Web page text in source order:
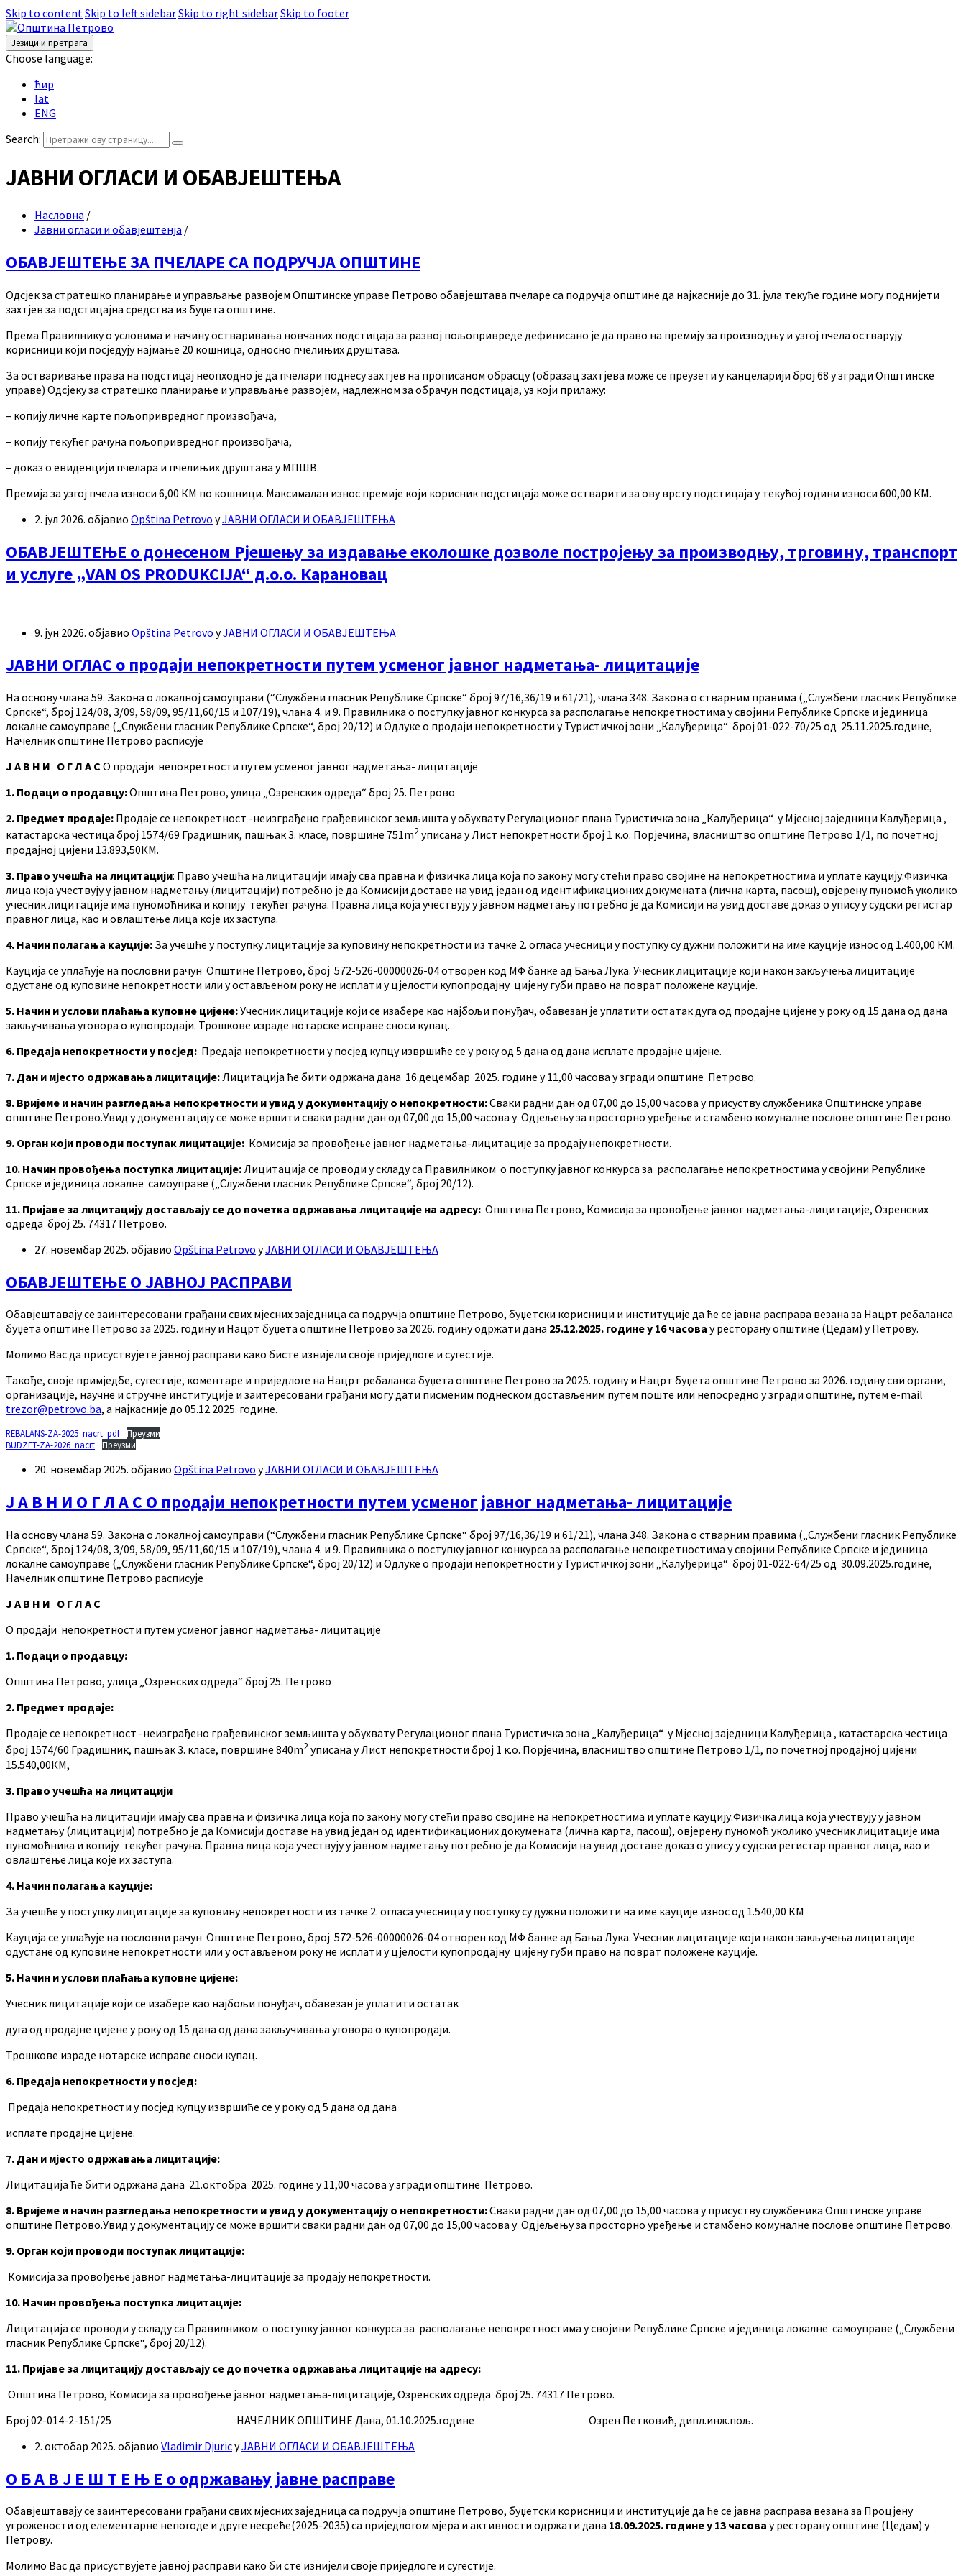
Skip to contentSkip to left sidebarSkip to right sidebarSkip to footer
Језици и претрага
Choose language:
ћир
lat
ENG
Search:
ЈАВНИ ОГЛАСИ И ОБАВЈЕШТЕЊА
Насловна /
Јавни огласи и обавјештенја /
ОБАВЈЕШТЕЊЕ ЗА ПЧЕЛАРЕ СА ПОДРУЧЈА ОПШТИНЕ
Одсјек за стратешко планирање и управљање развојем Општинске управе Петрово обавјештава пчеларе са подручја општине да најкасније до 31. јула текуће године могу поднијети
захтјев за подстицајна средства из буџета општине.
Према Правилнику о условима и начину остваривања новчаних подстицаја за развој пољопривреде дефинисано је да право на премију за производњу и узгој пчела остварују
корисници који посједују најмање 20 кошница, односно пчелињих друштава.
За остваривање права на подстицај неопходно је да пчелари поднесу захтјев на прописаном обрасцу (образац захтјева може се преузети у канцеларији број 68 у згради Општинске
управе) Одсјеку за стратешко планирање и управљање развојем, надлежном за обрачун подстицаја, уз који прилажу:
– копију личне карте пољопривредног произвођача,
– копију текућег рачуна пољопривредног произвођача,
– доказ о евиденцији пчелара и пчелињих друштава у МПШВ.
Премија за узгој пчела износи 6,00 КМ по кошници. Максималан износ премије који корисник подстицаја може остварити за ову врсту подстицаја у текућој години износи 600,00 КМ.
2. јул 2026. објавио Opština Petrovo уЈАВНИ ОГЛАСИ И ОБАВЈЕШТЕЊА
ОБАВЈЕШТЕЊЕ о донесеном Рјешењу за издавање еколошке дозволе постројењу за производњу, трговину, транспорт
и услуге „VAN OS PRODUKCIJA“ д.о.о. Карановац
9. јун 2026. објавио Opština Petrovo уЈАВНИ ОГЛАСИ И ОБАВЈЕШТЕЊА
ЈАВНИ ОГЛАС о продаји непокретности путем усменог јавног надметања- лицитације
На основу члана 59. Закона о локалној самоуправи (“Службени гласник Републике Српске“ број 97/16,36/19 и 61/21), члана 348. Закона о стварним правима („Службени гласник Републике
Српске“, број 124/08, 3/09, 58/09, 95/11,60/15 и 107/19), члана 4. и 9. Правилника о поступку јавног конкурса за располагање непокретностима у својини Републике Српске и јединица
локалне самоуправе („Службени гласник Републике Српске“, број 20/12) и Одлуке о продаји непокретности у Туристичкој зони „Калуђерица“ број 01-022-70/25 од 25.11.2025.године,
Начелник општине Петрово расписује
Ј А В Н И О Г Л А С О продаји непокретности путем усменог јавног надметања- лицитације
1. Подаци о продавцу:Општина Петрово, улица „Озренских одреда“ број 25. Петрово
2. Предмет продаје: Продаје се непокретност -неизграђено грађевинског земљишта у обухвату Регулационог плана Туристичка зона „Калуђерица“ у Мјесној заједници Калуђерица ,
катастарска честица број 1574/69 Градишник, пашњак 3. класе, површине 751m2уписана у Лист непокретности број 1 к.о. Порјечина, власништво општине Петрово 1/1, по почетној
продајној цијени 13.893,50КМ.
3. Право учешћа на лицитацији: Право учешћа на лицитацији имају сва правна и физичка лица која по закону могу стећи право својине на непокретностима и уплате кауцију.Физичка
лица која учествују у јавном надметању (лицитацији) потребно је да Комисији доставе на увид један од идентификационих докумената (лична карта, пасош), овјерену пуномоћ уколико
учесник лицитације има пуномоћника и копију текућег рачуна. Правна лица која учествују у јавном надметању потребно је да Комисији на увид доставе доказ о упису у судски регистар
правног лица, као и овлаштење лица које их заступа.
4. Начин полагања кауције: За учешће у поступку лицитације за куповину непокретности из тачке 2. огласа учесници у поступку су дужни положити на име кауције износ од 1.400,00 КМ.
Кауција се уплаћује на пословни рачун Општине Петрово, број 572-526-00000026-04 отворен код МФ банке ад Бањa Лука. Учесник лицитације који након закључења лицитације
одустане од куповине непокретности или у остављеном року не исплати у цјелости купопродајну цијену губи право на поврат положене кауције.
5. Начин и услови плаћања куповне цијене:Учесник лицитације који се изабере као најбољи понуђач, обавезан је уплатити остатак дуга од продајне цијене у року од 15 дана од дана
закључивања уговора о купопродаји. Трошкове израде нотарске исправе сноси купац.
6. Предаја непокретности у посјед: Предаја непокретности у посјед купцу извршиће се у року од 5 дана од дана исплате продајне цијене.
7. Дан и мјесто одржавања лицитације: Лицитација ће бити одржана дана 16.децембар 2025. године у 11,00 часова у згради општине Петрово.
8. Вријеме и начин разгледања непокретности и увид у документацију о непокретности:Сваки радни дан од 07,00 до 15,00 часова у присуству службеника Општинске управе
општине Петрово.Увид у документацију се може вршити сваки радни дан од 07,00 до 15,00 часова у Одјељењу за просторно уређење и стамбено комуналне послове општине Петрово.
9. Орган који проводи поступак лицитације: Комисија за провођење јавног надметања-лицитације за продају непокретности.
10. Начин провођења поступка лицитације: Лицитација се проводи у складу са Правилником о поступку јавног конкурса за располагање непокретностима у својини Републике
Српске и јединица локалне самоуправе („Службени гласник Републике Српске“, број 20/12).
11. Пријаве за лицитацију достављају се до почетка одржавања лицитације на адресу: Општина Петрово, Комисија за провођење јавног надметања-лицитације, Озренских
одреда број 25. 74317 Петрово.
27. новембар 2025. објавио Opština Petrovo уЈАВНИ ОГЛАСИ И ОБАВЈЕШТЕЊА
ОБАВЈЕШТЕЊЕ О ЈАВНОЈ РАСПРАВИ
Обавјештавају се заинтересовани грађани свих мјесних заједница са подручја општине Петрово, буџетски корисници и институције да ће се јавна расправа везана за Нацрт ребаланса
буџета општине Петрово за 2025. годину и Нацрт буџета општине Петрово за 2026. годину одржати дана 25.12.2025. године у 16 часова у ресторану општине (Цедам) у Петрову.
Молимо Вас да присуствујете јавној расправи како бисте изнијели своје приједлоге и сугестије.
Такође, своје примједбе, сугестије, коментаре и приједлоге на Нацрт ребаланса буџета општине Петрово за 2025. годину и Нацрт буџета општине Петрово за 2026. годину сви органи,
организације, научне и стручне институције и заитересовани грађани могу дати писменим поднеском достављеним путем поште или непосредно у згради општине, путем e-mail
trezor@petrovo.ba, а најкасније до 05.12.2025. године.
REBALANS-ZA-2025_nacrt_pdf
Преузми
BUDZET-ZA-2026_nacrt
Преузми
20. новембар 2025. објавио Opština Petrovo уЈАВНИ ОГЛАСИ И ОБАВЈЕШТЕЊА
Ј А В Н И О Г Л А С О продаји непокретности путем усменог јавног надметања- лицитације
На основу члана 59. Закона о локалној самоуправи (“Службени гласник Републике Српске“ број 97/16,36/19 и 61/21), члана 348. Закона о стварним правима („Службени гласник Републике
Српске“, број 124/08, 3/09, 58/09, 95/11,60/15 и 107/19), члана 4. и 9. Правилника о поступку јавног конкурса за располагање непокретностима у својини Републике Српске и јединица
локалне самоуправе („Службени гласник Републике Српске“, број 20/12) и Одлуке о продаји непокретности у Туристичкој зони „Калуђерица“ број 01-022-64/25 од 30.09.2025.године,
Начелник општине Петрово расписује
Ј А В Н И О Г Л А С
О продаји непокретности путем усменог јавног надметања- лицитације
1. Подаци о продавцу:
Општина Петрово, улица „Озренских одреда“ број 25. Петрово
2. Предмет продаје:
Продаје се непокретност -неизграђено грађевинског земљишта у обухвату Регулационог плана Туристичка зона „Калуђерица“ у Мјесној заједници Калуђерица , катастарска честица
број 1574/60 Градишник, пашњак 3. класе, површине 840m2уписана у Лист непокретности број 1 к.о. Порјечина, власништво општине Петрово 1/1, по почетној продајној цијени
15.540,00КМ,
3. Право учешћа на лицитацији
Право учешћа на лицитацији имају сва правна и физичка лица која по закону могу стећи право својине на непокретностима и уплате кауцију.Физичка лица која учествују у јавном
надметању (лицитацији) потребно је да Комисији доставе на увид један од идентификационих докумената (лична карта, пасош), овјерену пуномоћ уколико учесник лицитације има
пуномоћника и копију текућег рачуна. Правна лица која учествују у јавном надметању потребно је да Комисији на увид доставе доказ о упису у судски регистар правног лица, као и
овлаштење лица које их заступа.
4. Начин полагања кауције:
За учешће у поступку лицитације за куповину непокретности из тачке 2. огласа учесници у поступку су дужни положити на име кауције износ од 1.540,00 КМ
Кауција се уплаћује на пословни рачун Општине Петрово, број 572-526-00000026-04 отворен код МФ банке ад Бањa Лука. Учесник лицитације који након закључења лицитације
одустане од куповине непокретности или у остављеном року не исплати у цјелости купопродајну цијену губи право на поврат положене кауције.
5. Начин и услови плаћања куповне цијене:
Учесник лицитације који се изабере као најбољи понуђач, обавезан је уплатити остатак
дуга од продајне цијене у року од 15 дана од дана закључивања уговора о купопродаји.
Трошкове израде нотарске исправе сноси купац.
6. Предаја непокретности у посјед:
Предаја непокретности у посјед купцу извршиће се у року од 5 дана од дана
исплате продајне цијене.
7. Дан и мјесто одржавања лицитације:
Лицитација ће бити одржана дана 21.октобра 2025. године у 11,00 часова у згради општине Петрово.
8. Вријеме и начин разгледања непокретности и увид у документацију о непокретности:Сваки радни дан од 07,00 до 15,00 часова у присуству службеника Општинске управе
општине Петрово.Увид у документацију се може вршити сваки радни дан од 07,00 до 15,00 часова у Одјељењу за просторно уређење и стамбено комуналне послове општине Петрово.
9. Орган који проводи поступак лицитације:
Комисија за провођење јавног надметања-лицитације за продају непокретности.
10. Начин провођења поступка лицитације:
Лицитација се проводи у складу са Правилником о поступку јавног конкурса за располагање непокретностима у својини Републике Српске и јединица локалне самоуправе („Службени
гласник Републике Српске“, број 20/12).
11. Пријаве за лицитацију достављају се до почетка одржавања лицитације на адресу:
Општина Петрово, Комисија за провођење јавног надметања-лицитације, Озренских одреда број 25. 74317 Петрово.
Број 02-014-2-151/25 НАЧЕЛНИК ОПШТИНЕ Дана, 01.10.2025.године Озрен Петковић, дипл.инж.пољ.
2. октобар 2025. објавио Vladimir DjuricуЈАВНИ ОГЛАСИ И ОБАВЈЕШТЕЊА
O Б А В Ј Е Ш Т Е Њ Е о одржавању јавне расправе
Обавјештавају се заинтересовани грађани свих мјесних заједница са подручја општине Петрово, буџетски корисници и институције да ће се јавна расправа везана за Процјену
угрожености од елементарне непогоде и друге несреће(2025-2035) са приједлогом мјера и активности одржати дана 18.09.2025. године у 13 часова у ресторану општине (Цедам) у
Петрову.
Молимо Вас да присуствујете јавној расправи како би сте изнијели своје приједлоге и сугестије.